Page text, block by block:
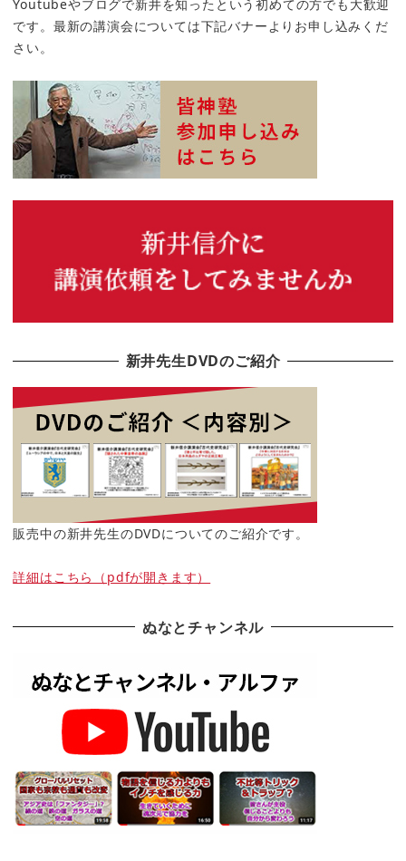
Youtubeやブログで新井を知ったという初めての方でも大歓迎
です。最新の講演会については下記バナーよりお申し込みくだ
さい。
新井先生DVDのご紹介
販売中の新井先生のDVDについてのご紹介です。
詳細はこちら（pdfが開きます）
ぬなとチャンネル